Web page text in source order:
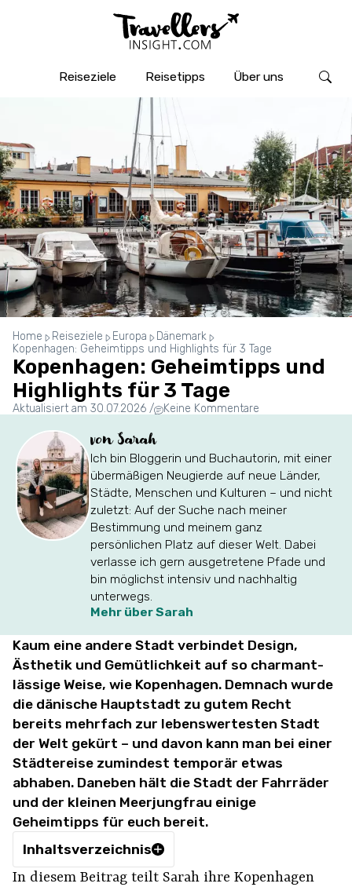
Reiseziele Reisetipps Über uns
Home Reiseziele Europa
Dänemark
Kopenhagen: Geheimtipps und Highlights für 3 Tage
Kopenhagen: Geheimtipps und
Highlights für 3 Tage
Aktualisiert am 30.07.2026/ Keine Kommentare
von Sarah
Ich bin Bloggerin und Buchautorin, mit einer
übermäßigen Neugierde auf neue Länder,
Städte, Menschen und Kulturen – und nicht
zuletzt: Auf der Suche nach meiner
Bestimmung und meinem ganz
persönlichen Platz auf dieser Welt. Dabei
verlasse ich gern ausgetretene Pfade und
bin möglichst intensiv und nachhaltig
unterwegs.
Mehr über Sarah
Kaum eine andere Stadt verbindet Design,
Ästhetik und Gemütlichkeit auf so charmant-
lässige Weise, wie Kopenhagen. Demnach wurde
die dänische Hauptstadt zu gutem Recht
bereits mehrfach zur lebenswertesten Stadt
der Welt gekürt – und davon kann man bei einer
Städtereise zumindest temporär etwas
abhaben. Daneben hält die Stadt der Fahrräder
und der kleinen Meerjungfrau einige
Geheimtipps für euch bereit.
Inhaltsverzeichnis
In diesem Beitrag teilt Sarah ihre Kopenhagen